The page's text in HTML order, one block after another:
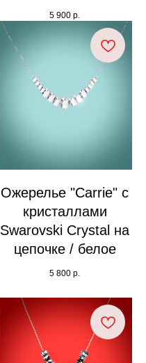
5 900 р.
Ожерелье "Carrie" с
кристаллами
Swarovski Crystal на
цепочке / белое
5 800 р.